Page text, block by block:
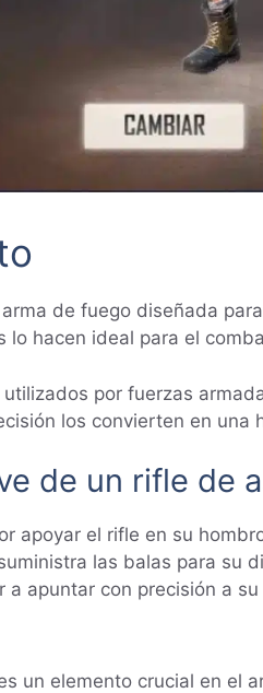
de fuego diseñada
lo hacen ideal para el
por fuerzas
los convierten en
de un rifle de
apoyar el rifle en su
las balas para su
a apuntar con precisión a
un elemento crucial en el